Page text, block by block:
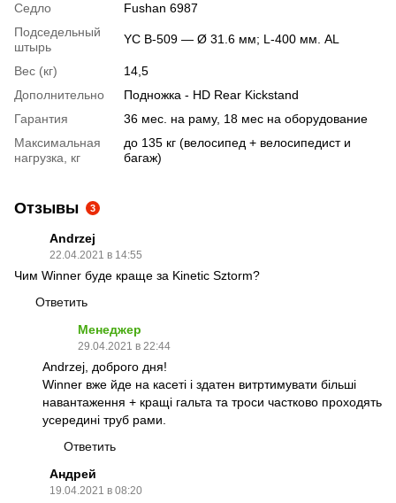
Седло
Fushan 6987
Подседельный
штырь
YC B-509 — Ø 31.6 мм; L-400 мм. AL
Вес (кг)
14,5
Дополнительно
Подножка - HD Rear Kickstand
Гарантия
36 мес. на раму, 18 мес на оборудование
Максимальная
нагрузка, кг
до 135 кг (велосипед + велосипедист и
багаж)
Отзывы 3
Andrzej
22.04.2021 в 14:55
Чим Winner буде краще за Kinetic Sztorm?
Ответить
Менеджер
29.04.2021 в 22:44
Andrzej, доброго дня!
Winner вже йде на касеті і здатен витртимувати більші
навантаження + кращі гальта та троси частково проходять
усередині труб рами.
Ответить
Андрей
19.04.2021 в 08:20